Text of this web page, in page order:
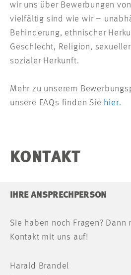
wir uns über Bewerbungen
vielfältig sind wie wir –
Behinderung, ethnischer
Geschlecht, Religion,
sozialer Herkunft.
Mehr zu unserem
unsere FAQs finden Sie hier.
KONTAKT
IHRE ANSPRECHPERSON
Sie haben noch Fragen? Dann
Kontakt mit uns auf!
Harald Brandel